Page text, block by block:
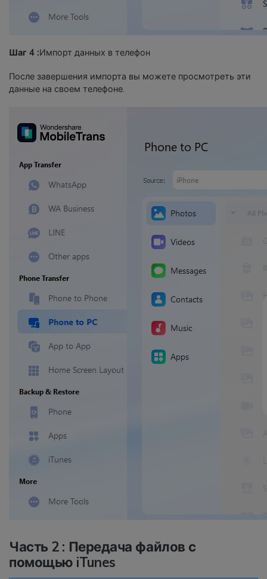
Шаг 4 :Импорт данных в телефон
После завершения импорта вы можете просмотреть эти
данные на своем телефоне.
Часть 2 : Передача файлов с
помощью iTunes